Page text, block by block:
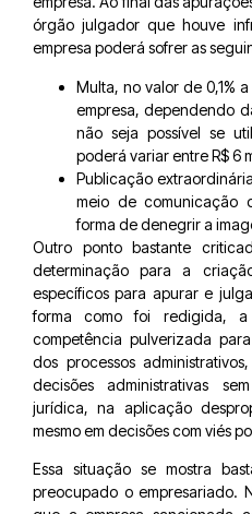
órgão julgador que houve
empresa poderá sofrer as
Multa, no valor de 0,1%
empresa, dependendo
não seja possível se
poderá variar entre R$ 6
Publicação
meio de comunicação
forma de denegrir a
Outro ponto bastante
determinação para a
específicos para apurar e
forma como foi redigida,
competência pulverizada
dos processos
decisões administrativas
jurídica, na aplicação
mesmo em decisões com viés
Essa situação se mostra
preocupado o empresariado.